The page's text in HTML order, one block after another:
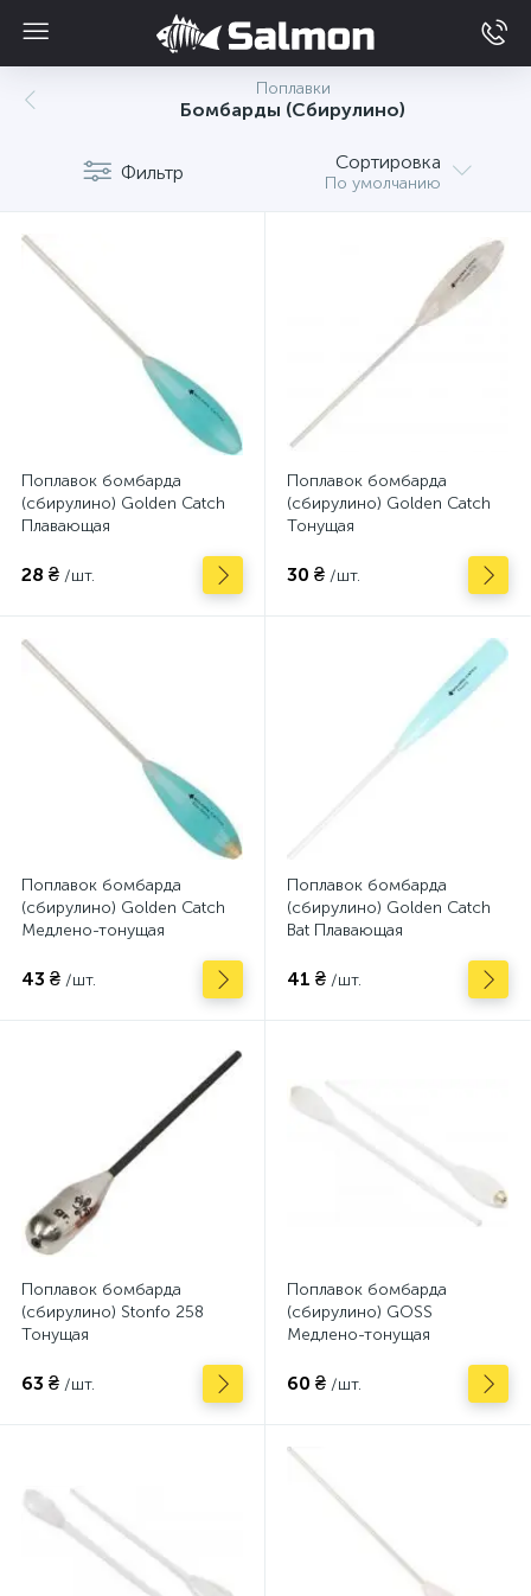
Поплавки
Бомбарды (Сбирулино)
Фильтр Сортировка
По умолчанию
Поплавок бомбарда
(сбирулино) Golden Catch
Плавающая
28 ₴ /шт.
Поплавок бомбарда
(сбирулино) Golden Catch
Тонущая
30 ₴ /шт.
Поплавок бомбарда
(сбирулино) Golden Catch
Медлено-тонущая
43 ₴ /шт.
Поплавок бомбарда
(сбирулино) Golden Catch
Bat Плавающая
41 ₴ /шт.
Поплавок бомбарда
(сбирулино) Stonfo 258
Тонущая
63 ₴ /шт.
Поплавок бомбарда
(сбирулино) GOSS
Медлено-тонущая
60 ₴ /шт.